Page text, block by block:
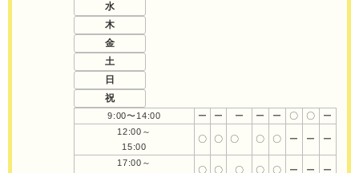
水
木
金
土
日
祝
9:00〜14:00 ー ー ー ー ー 〇 〇
ー
12:00～
15:00
〇 〇 〇 〇 〇 ー ー ー
17:00～
〇 〇 〇 〇 〇 ー ー ー